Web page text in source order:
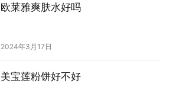
欧莱雅爽肤水好吗
2024年3月17日
美宝莲粉饼好不好